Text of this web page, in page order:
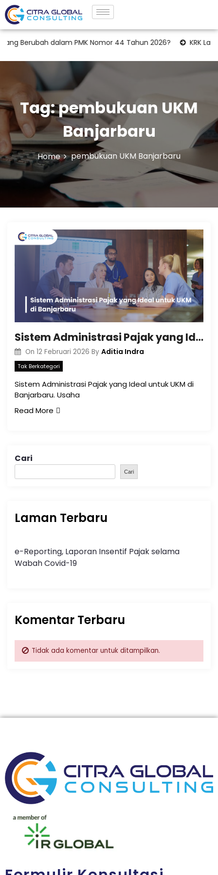
Berubah dalam PMK Nomor 44 Tahun 2026? KRK
Tag:pembukuan UKM
Banjarbaru
Home pembukuan UKM Banjarbaru
Sistem Administrasi Pajak yang Ideal untuk UKM di Banjarbaru
On 12 Februari 2026 By Aditia Indra
Tak Berkategori
Sistem Administrasi Pajak yang Ideal untuk UKM di
Banjarbaru. Usaha
Read More
Cari
Cari
Laman Terbaru
e-Reporting, Laporan Insentif Pajak selama
Wabah Covid-19
Komentar Terbaru
Tidak ada komentar untuk ditampilkan.